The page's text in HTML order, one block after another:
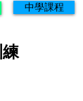
中學課程